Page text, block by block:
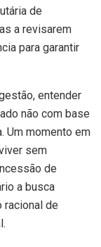
de
a revisarem
para garantir
entender
não com base
Um momento em
sem
de
a busca
racional de